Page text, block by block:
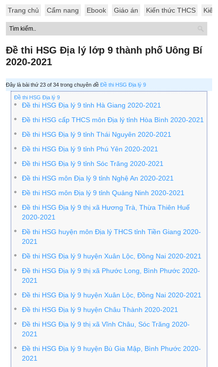
Trang chủ Cẩm nang Ebook Giáo án Kiến thức THCS
Đề thi HSG Địa lý lớp 9 thành phố Uông Bí
2020-2021
Đây là bài thứ 23 of 34 trong chuyên đề Đề thi HSG Địa lý 9
Đề thi HSG Địa lý 9
Đề thi HSG Địa lý 9 tỉnh Hà Giang 2020-2021
Đề thi HSG cấp THCS môn Địa lý tỉnh Hòa Bình 2020-2021
Đề thi HSG Địa lý 9 tỉnh Thái Nguyên 2020-2021
Đề thi HSG Địa lý 9 tỉnh Phú Yên 2020-2021
Đề thi HSG Địa lý 9 tỉnh Sóc Trăng 2020-2021
Đề thi HSG môn Địa lý 9 tỉnh Nghệ An 2020-2021
Đề thi HSG môn Địa lý 9 tỉnh Quảng Ninh 2020-2021
Đề thi HSG Địa lý 9 thị xã Hương Trà, Thừa Thiên Huế
2020-2021
Đề thi HSG huyện môn Địa lý THCS tỉnh Tiền Giang 2020-
2021
Đề thi HSG Địa lý 9 huyện Xuân Lộc, Đồng Nai 2020-2021
Đề thi HSG Địa lý 9 thị xã Phước Long, Bình Phước 2020-
2021
Đề thi HSG Địa lý 9 huyện Xuân Lộc, Đồng Nai 2020-2021
Đề thi HSG Địa lý 9 huyện Châu Thành 2020-2021
Đề thi HSG Địa lý 9 thị xã Vĩnh Châu, Sóc Trăng 2020-
2021
Đề thi HSG Địa lý 9 huyện Bù Gia Mập, Bình Phước 2020-
2021